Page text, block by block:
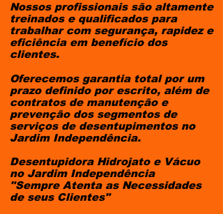
Nossos profissionais são altamente
treinados e qualificados para
trabalhar com segurança, rapidez e
eficiência em benefício dos
clientes.
Oferecemos garantia total por um
prazo definido por escrito, além de
contratos de manutenção e
prevenção dos segmentos de
serviços de desentupimentos no
Jardim Independência.
Desentupidora Hidrojato e Vácuo
no Jardim Independência
"Sempre Atenta as Necessidades
de seus Clientes"